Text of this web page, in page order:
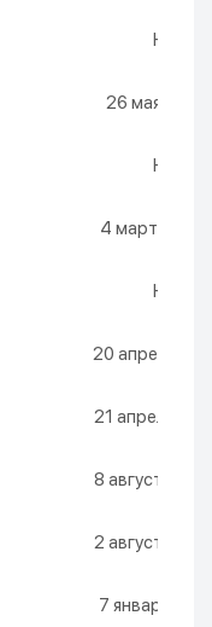
26 мая 2027
4 марта 2027
20 апреля
21 апреля
8 августа
2 августа
7 января